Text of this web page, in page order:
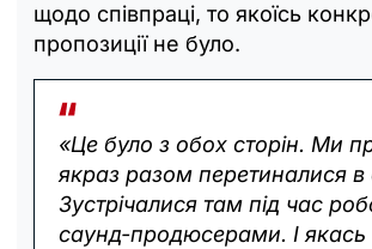
щодо співпраці, то якоїсь
пропозиції не було.
«Це було з обох сторін. Ми
якраз разом перетиналися в
Зустрічалися там під час
саунд-продюсерами. І якась